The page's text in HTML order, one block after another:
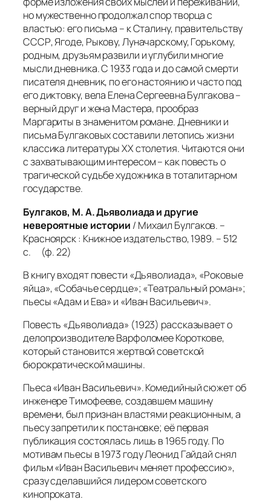
но мужественно продолжал спор творца с
властью: его письма – к Сталину, правительству
СССР, Ягоде, Рыкову, Луначарскому, Горькому,
родным, друзьям развили и углубили многие
мысли дневника. С 1933 года и до самой смерти
писателя дневник, по его настоянию и часто под
его диктовку, вела Елена Сергеевна Булгакова –
верный друг и жена Мастера, прообраз
Маргариты в знаменитом романе. Дневники и
письма Булгаковых составили летопись жизни
классика литературы XX столетия. Читаются они
с захватывающим интересом – как повесть о
трагической судьбе художника в тоталитарном
государстве.
Булгаков, М. А. Дьяволиада и другие
невероятные истории / Михаил Булгаков. –
Красноярск : Книжное издательство, 1989. – 512
с. (ф. 22)
В книгу входят повести «Дьяволиада», «Роковые
яйца», «Собачье сердце»; «Театральный роман»;
пьесы «Адам и Ева» и «Иван Васильевич».
Повесть «Дьяволиада» (1923) рассказывает о
делопроизводителе Варфоломее Короткове,
который становится жертвой советской
бюрократической машины.
Пьеса «Иван Васильевич». Комедийный сюжет об
инженере Тимофееве, создавшем машину
времени, был признан властями реакционным, а
пьесу запретили к постановке; её первая
публикация состоялась лишь в 1965 году. По
мотивам пьесы в 1973 году Леонид Гайдай снял
фильм «Иван Васильевич меняет профессию»,
сразу сделавшийся лидером советского
кинопроката.